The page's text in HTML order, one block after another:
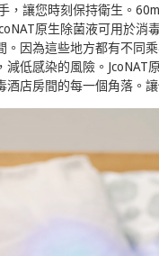
，讓您時刻保持衛生。
原生除菌液可用於
。因為這些地方都有不同
減低感染的風險。
酒店房間的每一個角落。